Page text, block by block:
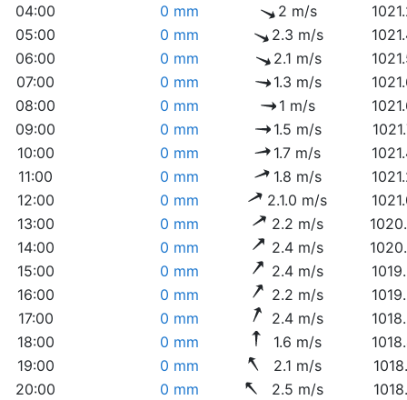
04:00
0 mm 2 m/s
05:00
0 mm 2.3 m/s
06:00
0 mm 2.1 m/s
07:00
0 mm 1.3 m/s
08:00
0 mm 1 m/s
09:00
0 mm 1.5 m/s
10:00
0 mm 1.7 m/s
11:00
0 mm 1.8 m/s
12:00
0 mm 2.1.0 m/s
13:00
0 mm 2.2 m/s
14:00
0 mm 2.4 m/s
15:00
0 mm 2.4 m/s
16:00
0 mm 2.2 m/s
17:00
0 mm 2.4 m/s
18:00
0 mm 1.6 m/s
19:00
0 mm 2.1 m/s
20:00
0 mm 2.5 m/s